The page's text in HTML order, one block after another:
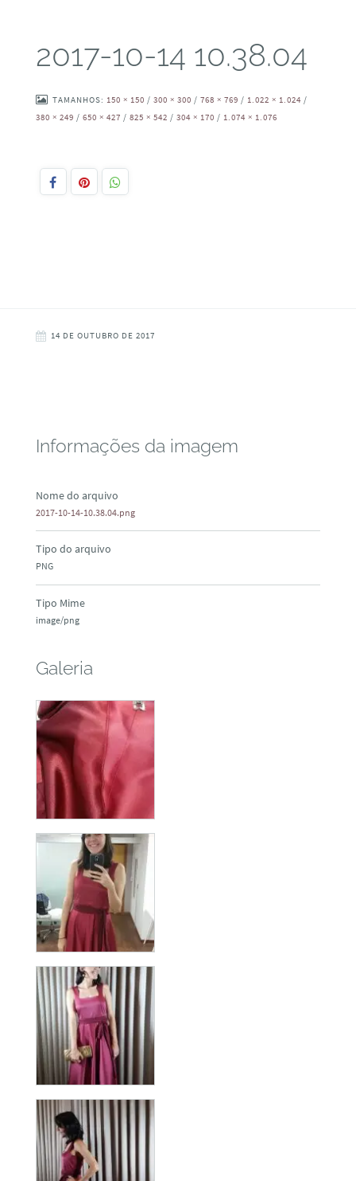
2017-10-14 10.38.04
TAMANHOS: 150 × 150 / 300 × 300 / 768 × 769 / 1.022 × 1.024 /
380 × 249 / 650 × 427 / 825 × 542 / 304 × 170 / 1.074 × 1.076
14 DE OUTUBRO DE 2017
Informações da imagem
Nome do arquivo
2017-10-14-10.38.04.png
Tipo do arquivo
PNG
Tipo Mime
image/png
Galeria